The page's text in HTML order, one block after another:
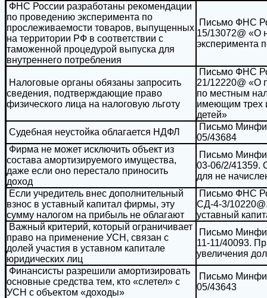
ФНС России разработаны рекомендации
по проведению эксперимента по
прослеживаемости товаров, выпущенных
на территории РФ в соответствии с
таможенной процедурой выпуска для
внутреннего потребления
Письмо ФНС
15/13072@ «О
эксперимента
Налоговые органы обязаны запросить
сведения, подтверждающие право
физического лица на налоговую льготу
Письмо ФНС
21/12220@ «О
по местным
имеющим трех
детей»
Судебная неустойка облагается НДФЛ
Письмо
05/43684
Фирма не может исключить объект из
состава амортизируемого имущества,
даже если оно перестало приносить
доход
Письмо
03-06/2/41359.
для не
Если учредитель внес дополнительный
взнос в уставный капитал фирмы, эту
сумму налогом на прибыль не облагают
Письмо ФНС
СД-4-3/
уставный
Важный критерий, который ограничивает
право на применение УСН, связан с
долей участия в уставном капитале
юридических лиц
Письмо
11-11/40093.
увеличения
Финансисты разрешили амортизировать
основные средства тем, кто «слетел» с
УСН с объектом «доходы»
Письмо
05/43643